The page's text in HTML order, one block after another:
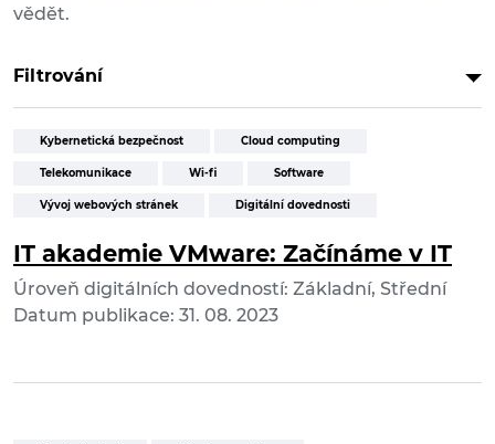
vědět.
Filtrování
Kybernetická bezpečnost Cloud computing
Telekomunikace Wi-fi Software
Vývoj webových stránek Digitální dovednosti
IT akademie VMware: Začínáme v IT
Úroveň digitálních dovedností: Základní, Střední
Datum publikace: 31. 08. 2023